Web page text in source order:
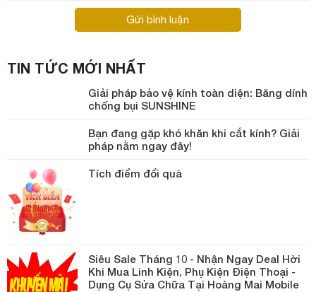
Gửi bình luận
TIN TỨC MỚI NHẤT
Giải pháp bảo vệ kính toàn diện: Băng dính
chống bụi SUNSHINE
Bạn đang gặp khó khăn khi cắt kính? Giải
pháp nằm ngay đây!
Tích điểm đổi quà
Siêu Sale Tháng 10 - Nhận Ngay Deal Hời
Khi Mua Linh Kiện, Phụ Kiện Điện Thoại -
Dụng Cụ Sửa Chữa Tại Hoàng Mai Mobile